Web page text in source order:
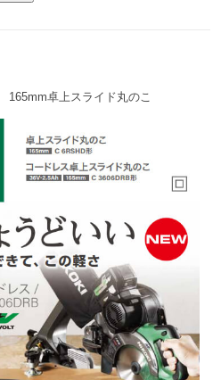
卓上スライド丸のこ